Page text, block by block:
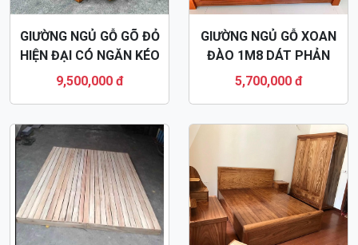
GIƯỜNG NGỦ GỖ GÕ ĐỎ
HIỆN ĐẠI CÓ NGĂN KÉO
GN55
9,500,000 đ
GIƯỜNG NGỦ GỖ XOAN
ĐÀO 1M8 DÁT PHẢN
GN24
5,700,000 đ